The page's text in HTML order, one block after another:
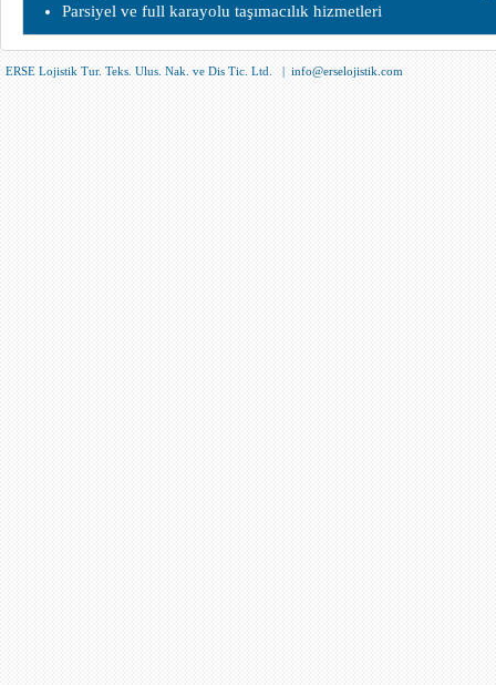
Parsiyel ve full karayolu taşımacılık hizmetleri
ERSE Lojistik Tur. Teks. Ulus. Nak. ve Dis Tic. Ltd. | info@erselojistik.com